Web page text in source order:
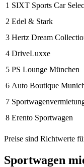
1 SIXT Sports Car
2 Edel & Stark
3 Hertz Dream
4 DriveLuxxe
5 PS Lounge München
6 Auto Boutique
7
8 Erento Sportwagen
Preise sind Richtwerte
Sportwagen